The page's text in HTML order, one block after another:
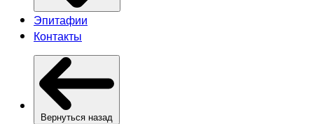
Эпитафии
Контакты
Вернуться назад